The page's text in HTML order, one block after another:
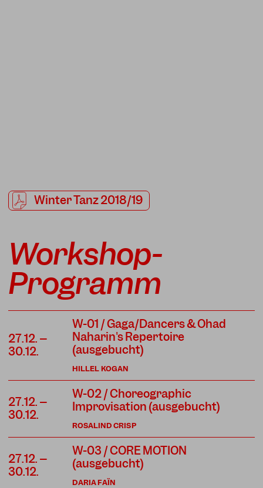
Winter Tanz 2018/19
Workshop-
Programm
27.12. –
30.12.
HILLEL KOGAN
W-01 / Gaga/Dancers & Ohad
Naharin's Repertoire
(ausgebucht)
27.12. –
30.12.
ROSALIND CRISP
W-02 / Choreographic
Improvisation (ausgebucht)
27.12. –
30.12.
DARIA FAÏN
W-03 / CORE MOTION
(ausgebucht)